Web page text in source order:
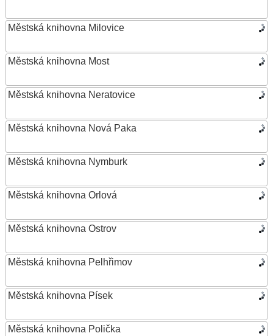
Městská knihovna Milovice
Městská knihovna Most
Městská knihovna Neratovice
Městská knihovna Nová Paka
Městská knihovna Nymburk
Městská knihovna Orlová
Městská knihovna Ostrov
Městská knihovna Pelhřimov
Městská knihovna Písek
Městská knihovna Polička